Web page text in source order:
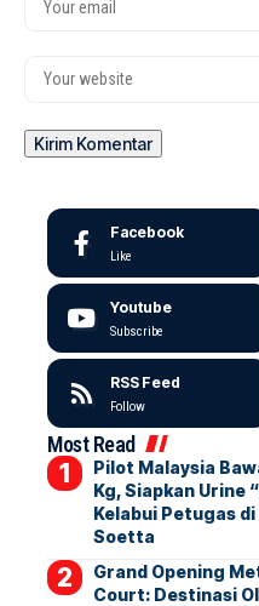
Facebook
Like
Youtube
Subscribe
RSS Feed
Follow
Most Read
Pilot Malaysia
Kg, Siapkan Urine
Kelabui Petugas
Soetta
Grand Opening
Court: Destinasi